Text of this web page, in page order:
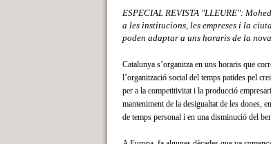
ESPECIAL REVISTA "LLEURE":
a les institucions, les empreses i la
poden adaptar a uns horaris de la
Catalunya s’organitza en uns horaris que
l’organització social del temps patides pel
per a la competitivitat i la producció
manteniment de la desigualtat de les dones,
de temps personal i en una disminució del